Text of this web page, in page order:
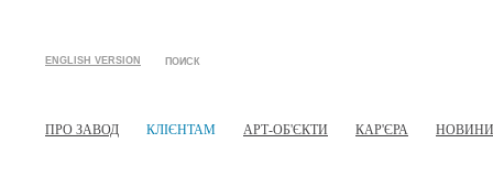
ENGLISH VERSION ПОИСК
ПРО ЗАВОД КЛІЄНТАМ АРТ-ОБ'ЄКТИ КАР'ЄРА НОВИНИ